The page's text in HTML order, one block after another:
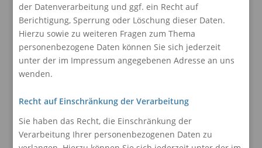
der Datenverarbeitung und ggf. ein Recht auf
Berichtigung, Sperrung oder Löschung dieser Daten.
Hierzu sowie zu weiteren Fragen zum Thema
personenbezogene Daten können Sie sich jederzeit
unter der im Impressum angegebenen Adresse an uns
wenden.
Recht auf Einschränkung der Verarbeitung
Sie haben das Recht, die Einschränkung der
Verarbeitung Ihrer personenbezogenen Daten zu